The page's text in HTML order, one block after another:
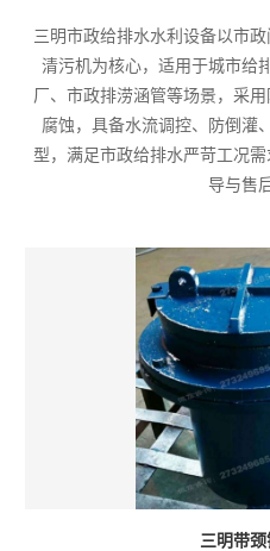
三明市政给排水水利设备以市
清污机为核心，适用于城市给
厂、市政排涝涵管等场景，采
腐蚀，具备水流调控、防倒灌
型，满足市政给排水严苛工况
导与售
三明带颈